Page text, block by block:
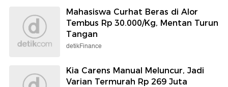
Mahasiswa Curhat Beras di Alor
Tembus Rp 30.000/Kg, Mentan Turun
Tangan
detikFinance
Kia Carens Manual Meluncur, Jadi
Varian Termurah Rp 269 Juta